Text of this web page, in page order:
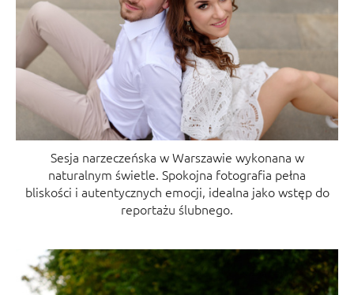
Sesja narzeczeńska w Warszawie wykonana w
naturalnym świetle. Spokojna fotografia pełna
bliskości i autentycznych emocji, idealna jako wstęp do
reportażu ślubnego.